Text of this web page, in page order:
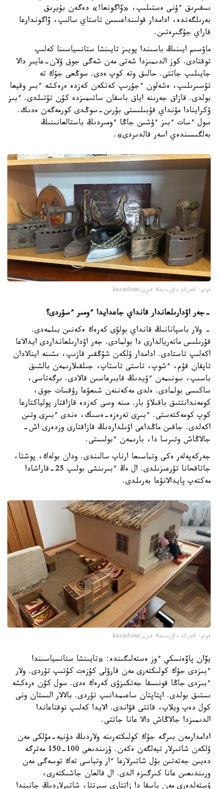
ىسقىرىق ءۇنى ەستىلىپ، «ۆاگونعا!» دەگەن بۇيرىق
بەرىلگەندە، ادامدار قولىنداعىسىن تاستاي سالىپ، ۆاگوندارعا
قاراي جۇگىرەتىن.
ماۋسىم ايىنىڭ باسىندا پويىز تايىنشا ستانسياسىنا كەلىپ
توقتادى. كوز الدىمىزدا شەتى مەن شەگى جوق ۇلان-عايىر دالا
جايىلىپ جاتتى. حالىق وتە كوپ ەدى. سوڭعى جۇك تە
تۇسىرىلىپ، ەشەلون ءجۇرىپ كەتكەن كەزدە ەرەكشە ءبىر وقيعا
بولدى. قازاق جەرىنە اياق باسقان ساتىمىزدە كۇن تۇتىلدى. ءبىز
ۋكراينادا مۇنداي قۇبىلىستى بۇرىن-سوڭدى كورمەگەن ەدىك.
سول ءسات ءبىز ءۇشىن جاڭا ءومىردىڭ باستالعانىنىڭ
بەلگىسىندەي اسەر قالدىردى».
فوتو: اقەركە داۋرەنبەك قىزى/kazinform
-جەر اۋدارىلعاندار قانداي جاعدايدا ءومىر ءسۇردى؟
- ولار باسپانانىڭ قانداي بولۋى كەرەك ەكەنىن بىلمەدى.
قۇرىلىس ماتەريالدارى دا بولمادى. جەر اۋدارىلعانداردى ايدالاعا
اكەلىپ تاستادى. ادامدار ۇلكەن شۇڭقىر قازىپ، ىشىنە اينالادان
تاپقان قۇم، ءشوپ، تاستى تاستاپ، جىلقىلارىمەن بالشىق
باسىپ، سونىمەن ءۇيدىڭ قابىرعاسىن قالادى. ىرگەتاسى،
ساكىسى بولمادى. ەلدى مەكەننەن شىعۋعا رۇقسات جوق،
كومەندانتتىق باقىلاۋ بار. مىنە وسى كەزدە قازاقتار پولياكتارعا
كوپ كومەكتەستى. ءبىرى تەرەزە-ەسىك، ەندى ءبىرى وتىن
اكەلدى. جاقىن ماڭداعى اۋىلداردىڭ قازاقتارى وزدەرى اش-
جالاڭاش وتىرسا دا، بارىمەن ءبولىستى.
جەركەپەلەر ەكى وتباسىعا ارناپ سالىندى. ودان بولەك، پوشتا،
جاتاقحانا تۇرعىزىلدى. ال ەڭ ءبىرىنشى بولىپ 25-قاراشادا
مەكتەپ پايدالانۋعا بەرىلدى.
فوتو: اقەركە داۋرەنبەك قىزى/kazinform
يۆان پاۆەنسكي ءوز ەستەلىگىندە: «تايىنشا ستانسياسىندا
ءبىزدى جۇك كولىكتەرى مەن قارۋلى كۇزەت كۇتىپ تۇردى. ولار
ءبىزدى جاڭا قونىسقا جەتكىزۋى كەرەك ەدى. سول كۇن ەرەكشە
ىستىق بولدى. اپتاپتان ساعىمدانىپ تۇردى. بالالار الىستان ونى
كول دەپ ويلاپ، قاتتى قۋاندى. الايدا كەلىپ توقتاعاندا
الدىمىزدا جالاڭاش دالا عانا جاتتى.
ادامدارمەن بىرگە جۇك كولىكتەرىنە ولاردىڭ دۇنيە-مۇلكى مەن
ۇلكەن شاتىرلار تيەلگەن ەكەن. ۇزىندىعى 100-150 مەترگە
دەيىن جەتەتىن بۇل شاتىرلارعا ءار وتباسى تەك توسەگى مەن
ورىندىعىن عانا كىرگىزە الدى. ال قالعان جاشىكتەرى،